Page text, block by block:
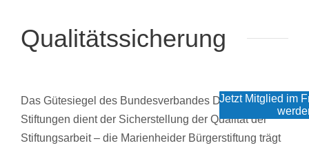
Qualitätssicherung
Das Gütesiegel des Bundesverbandes Deutscher
Stiftungen dient der Sicherstellung der Qualität der
Stiftungsarbeit – die Marienheider Bürgerstiftung trägt
Jetzt Mitglied im